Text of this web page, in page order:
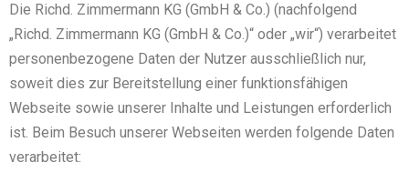
Die Richd. Zimmermann KG (GmbH & Co.) (nachfolgend
„Richd. Zimmermann KG (GmbH & Co.)“ oder „wir“) verarbeitet
personenbezogene Daten der Nutzer ausschließlich nur,
soweit dies zur Bereitstellung einer funktionsfähigen
Webseite sowie unserer Inhalte und Leistungen erforderlich
ist. Beim Besuch unserer Webseiten werden folgende Daten
verarbeitet: